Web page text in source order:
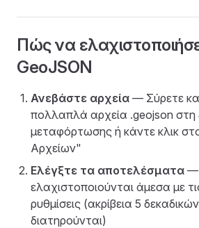
Πώς να
GeoJSON
Ανεβάστε αρχεία — Σύρετε
πολλαπλά αρχεία .geojson στη
μεταφόρτωσης ή κάντε κλικ
Αρχείων"
Ελέγξτε τα αποτελέσματα —
ελαχιστοποιούνται άμεσα με
ρυθμίσεις (ακρίβεια 5
διατηρούνται)